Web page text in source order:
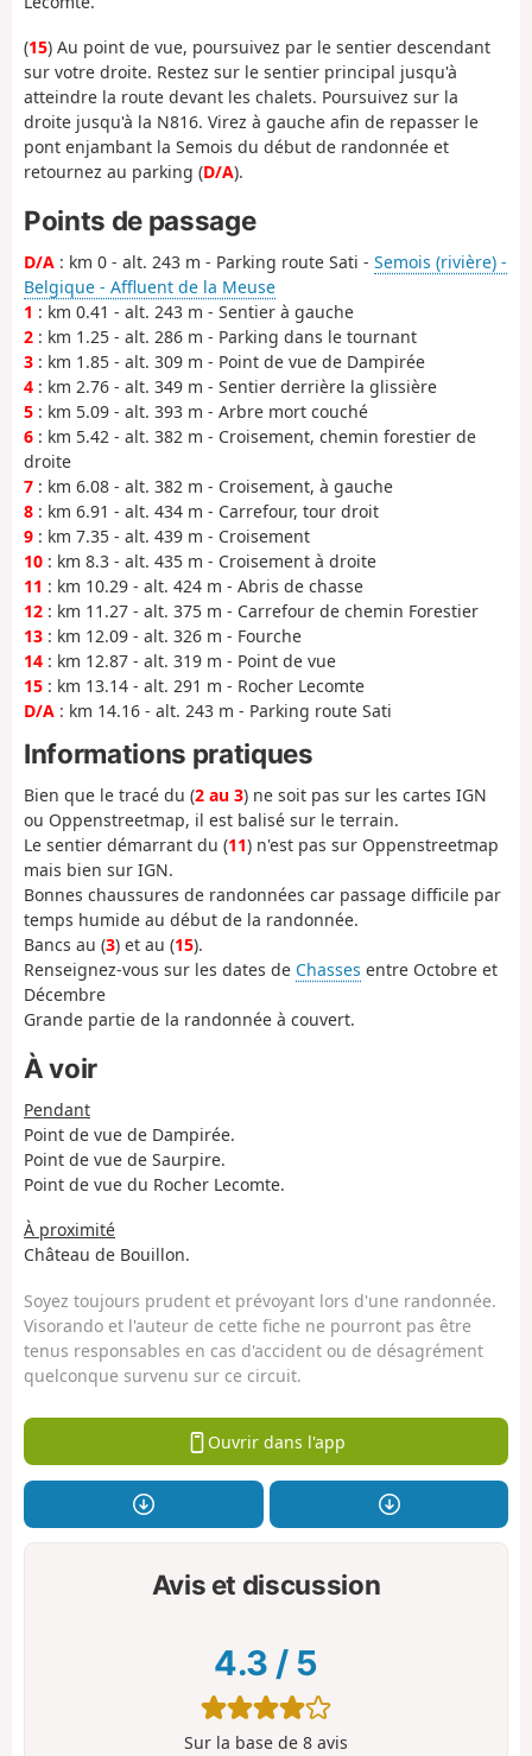
(15) Au point de vue, poursuivez par le sentier descendant
sur votre droite. Restez sur le sentier principal jusqu'à
atteindre la route devant les chalets. Poursuivez sur la
droite jusqu'à la N816. Virez à gauche afin de repasser le
pont enjambant la Semois du début de randonnée et
retournez au parking (D/A).
Points de passage
D/A : km 0 - alt. 243 m - Parking route Sati - Semois (rivière) -
Belgique - Affluent de la Meuse
1 : km 0.41 - alt. 243 m - Sentier à gauche
2 : km 1.25 - alt. 286 m - Parking dans le tournant
3 : km 1.85 - alt. 309 m - Point de vue de Dampirée
4 : km 2.76 - alt. 349 m - Sentier derrière la glissière
5 : km 5.09 - alt. 393 m - Arbre mort couché
6 : km 5.42 - alt. 382 m - Croisement, chemin forestier de
droite
7 : km 6.08 - alt. 382 m - Croisement, à gauche
8 : km 6.91 - alt. 434 m - Carrefour, tour droit
9 : km 7.35 - alt. 439 m - Croisement
10 : km 8.3 - alt. 435 m - Croisement à droite
11 : km 10.29 - alt. 424 m - Abris de chasse
12 : km 11.27 - alt. 375 m - Carrefour de chemin Forestier
13 : km 12.09 - alt. 326 m - Fourche
14 : km 12.87 - alt. 319 m - Point de vue
15 : km 13.14 - alt. 291 m - Rocher Lecomte
D/A : km 14.16 - alt. 243 m - Parking route Sati
Informations pratiques
Bien que le tracé du (2 au 3) ne soit pas sur les cartes IGN
ou Oppenstreetmap, il est balisé sur le terrain.
Le sentier démarrant du (11) n'est pas sur Oppenstreetmap
mais bien sur IGN.
Bonnes chaussures de randonnées car passage difficile par
temps humide au début de la randonnée.
Bancs au (3) et au (15).
Renseignez-vous sur les dates de Chasses entre Octobre et
Décembre
Grande partie de la randonnée à couvert.
À voir
Pendant
Point de vue de Dampirée.
Point de vue de Saurpire.
Point de vue du Rocher Lecomte.
À proximité
Château de Bouillon.
Soyez toujours prudent et prévoyant lors d'une randonnée.
Visorando et l'auteur de cette fiche ne pourront pas être
tenus responsables en cas d'accident ou de désagrément
quelconque survenu sur ce circuit.
Ouvrir dans l'app
Avis et discussion
4.3 / 5
Sur la base de 8 avis